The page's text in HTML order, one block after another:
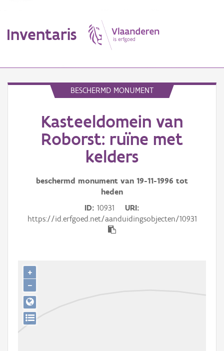
Inventaris
Erfgoedobject
Aanduidingsobject
Hergebruik
Aanmelden
BESCHERMD MONUMENT
Kasteeldomein van
Roborst: ruïne met
kelders
beschermd monument van 19-11-1996 tot
heden
ID 10931
URI
https://id.erfgoed.net/aanduidingsobjecten/10931
+
−